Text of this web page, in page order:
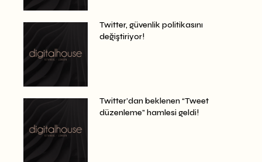
Twitter, güvenlik politikasını
değiştiriyor!
Twitter’dan beklenen “Tweet
düzenleme” hamlesi geldi!